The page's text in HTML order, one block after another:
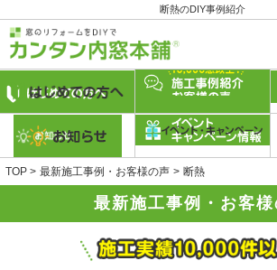
断熱のDIY事例紹介
最新施工事例・お客様
TOP 最新施工事例・お客様の声 断熱